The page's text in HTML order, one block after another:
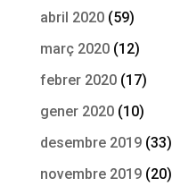
abril 2020(59)
març 2020(12)
febrer 2020(17)
gener 2020(10)
desembre 2019(33)
novembre 2019(20)